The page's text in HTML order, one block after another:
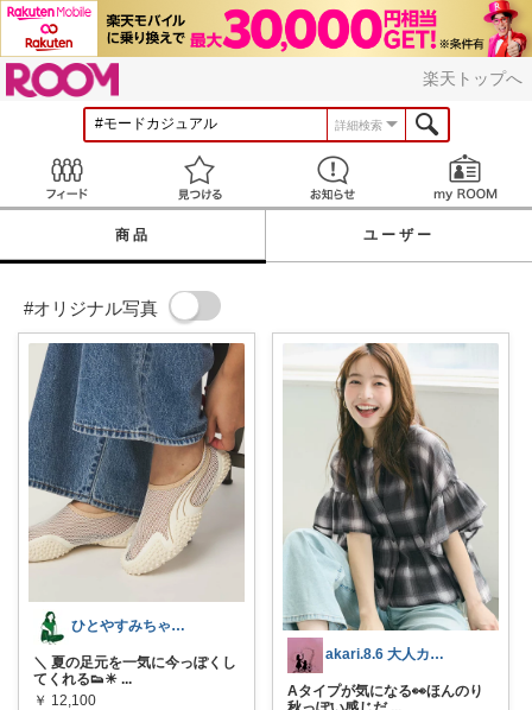
楽天トップへ
詳細検索
見つける お知らせ
商品 ユーザー
#オリジナル写真
ひとやすみちゃん＊シンプルひとり暮らし
＼ 夏の足元を一気に今っぽくし
てくれる👟☀ ...
￥ 12,100
akari.8.6 大人カジュアル服
Aタイプが気になる👀ほんのり